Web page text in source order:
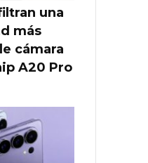
una
más
cámara
A20 Pro